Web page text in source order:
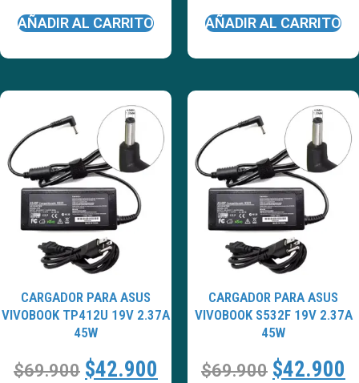
AÑADIR AL CARRITO AÑADIR AL CARRITO
CARGADOR PARA ASUS
VIVOBOOK TP412U 19V 2.37A
45W
$69.900 $42.900
CARGADOR PARA ASUS
VIVOBOOK S532F 19V 2.37A
45W
$69.900 $42.900